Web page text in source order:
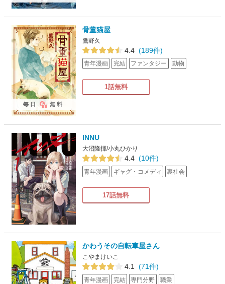
骨董猫屋
鷹野久
4.4 (189件)
青年漫画 完結 ファンタジー 動物
1話無料
毎日 無料
INNU
大沼隆揮/小丸ひかり
4.4 (10件)
青年漫画 ギャグ・コメディ 裏社会
17話無料
かわうその自転車屋さん
こやまけいこ
4.1 (71件)
青年漫画 完結 専門分野 職業